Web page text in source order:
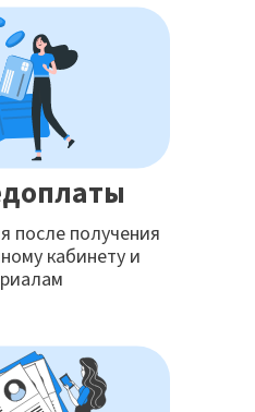
после получения
кабинету и